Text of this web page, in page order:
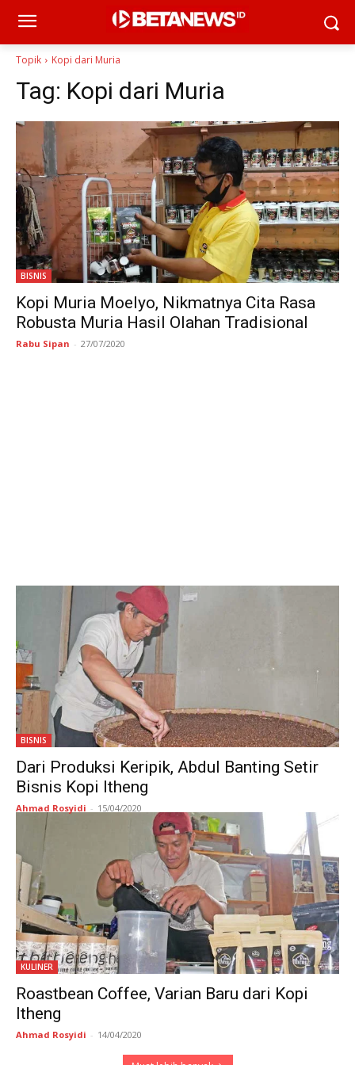
Topik Kopi dari Muria
Tag: Kopi dari Muria
BISNIS
Kopi Muria Moelyo, Nikmatnya Cita Rasa
Robusta Muria Hasil Olahan Tradisional
Rabu Sipan - 27/07/2020
BISNIS
Dari Produksi Keripik, Abdul Banting Setir
Bisnis Kopi Itheng
Ahmad Rosyidi - 15/04/2020
KULINER
Roastbean Coffee, Varian Baru dari Kopi
Itheng
Ahmad Rosyidi - 14/04/2020